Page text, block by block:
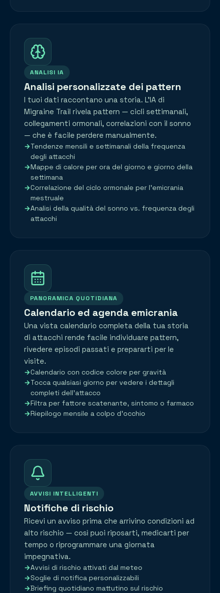
ANALISI IA
Analisi personalizzate dei pattern
I tuoi dati raccontano una storia. L'IA di
Migraine Trail rivela pattern — cicli settimanali,
collegamenti ormonali, correlazioni con il sonno
— che è facile perdere manualmente.
Tendenze mensili e settimanali della frequenza
degli attacchi
Mappe di calore per ora del giorno e giorno della
settimana
Correlazione del ciclo ormonale per l'emicrania
mestruale
Analisi della qualità del sonno vs. frequenza degli
attacchi
PANORAMICA QUOTIDIANA
Calendario ed agenda emicrania
Una vista calendario completa della tua storia
di attacchi rende facile individuare pattern,
rivedere episodi passati e prepararti per le
visite.
Calendario con codice colore per gravità
Tocca qualsiasi giorno per vedere i dettagli
completi dell'attacco
Filtra per fattore scatenante, sintomo o farmaco
Riepilogo mensile a colpo d'occhio
AVVISI INTELLIGENTI
Notifiche di rischio
Ricevi un avviso prima che arrivino condizioni ad
alto rischio — così puoi riposarti, medicarti per
tempo o riprogrammare una giornata
impegnativa.
Avvisi di rischio attivati dal meteo
Soglie di notifica personalizzabili
Briefing quotidiano mattutino sul rischio